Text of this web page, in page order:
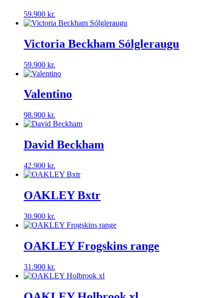
59.900 kr.
Victoria Beckham Sólgleraugu
59.900 kr.
Valentino
98.900 kr.
David Beckham
42.900 kr.
OAKLEY Bxtr
30.900 kr.
OAKLEY Frogskins range
31.900 kr.